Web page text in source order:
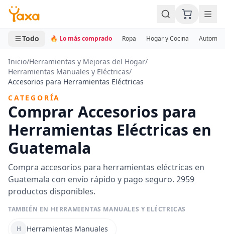
MINI CARRITO
0 productos
Todo 🔥 Lo más comprado Ropa Hogar y Cocina
Inicio/Herramientas y Mejoras del Hogar/
Herramientas Manuales y Eléctricas/
Accesorios para Herramientas Eléctricas
CATEGORÍA
Comprar Accesorios para
Herramientas Eléctricas en
Guatemala
Compra accesorios para herramientas eléctricas en
Guatemala con envío rápido y pago seguro. 2959
productos disponibles.
TAMBIÉN EN HERRAMIENTAS MANUALES Y ELÉCTRICAS
H Herramientas Manuales